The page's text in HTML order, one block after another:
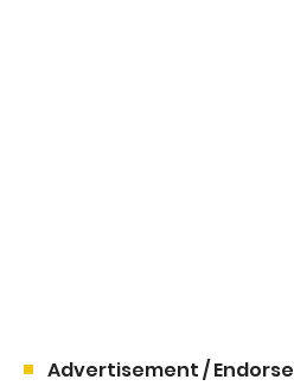
Advertisement / Endorse